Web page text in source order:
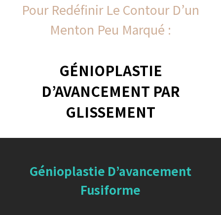
Pour Redéfinir Le Contour D’un
Menton Peu Marqué :
GÉNIOPLASTIE
D’AVANCEMENT PAR
GLISSEMENT
Génioplastie D’avancement
Fusiforme